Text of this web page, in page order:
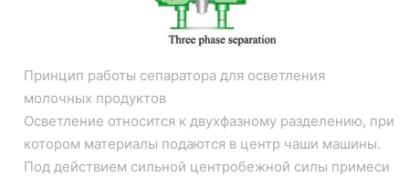
Принцип работы сепаратора для осветления
молочных продуктов
Осветление относится к двухфазному разделению, при
котором материалы подаются в центр чаши машины.
Под действием сильной центробежной силы примеси